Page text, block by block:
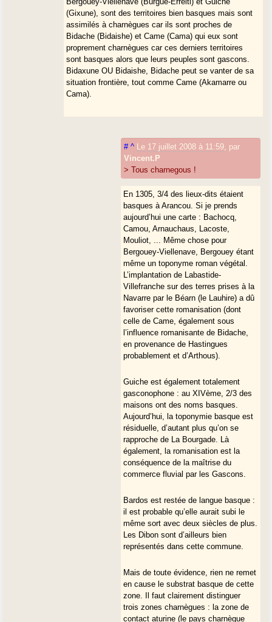
(Gixune), sont des territoires bien basques mais sont
assimilés à charnègues car ils sont proches de
Bidache (Bidaishe) et Came (Cama) qui eux sont
proprement charnègues car ces derniers territoires
sont basques alors que leurs peuples sont gascons.
Bidaxune OU Bidaishe, Bidache peut se vanter de sa
situation frontière, tout comme Came (Akamarre ou
Cama).
# ^ Le 17 juillet 2008 à 11:59 par
Vincent.P
> Tous charnegous !
En 1305, 3/4 des lieux-dits étaient
basques à Arancou. Si je prends
aujourd’hui une carte : Bachocq,
Camou, Arnauchaus, Lacoste,
Mouliot, ... Même chose pour
Bergouey-Viellenave, Bergouey étant
même un toponyme roman végétal.
L’implantation de Labastide-
Villefranche sur des terres prises à la
Navarre par le Béarn (le Lauhire) a dû
favoriser cette romanisation (dont
celle de Came, également sous
l’influence romanisante de Bidache,
en provenance de Hastingues
probablement et d’Arthous).
Guiche est également totalement
gasconophone : au XIVème, 2/3 des
maisons ont des noms basques.
Aujourd’hui, la toponymie basque est
résiduelle, d’autant plus qu’on se
rapproche de La Bourgade. Là
également, la romanisation est la
conséquence de la maîtrise du
commerce fluvial par les Gascons.
Bardos est restée de langue basque :
il est probable qu’elle aurait subi le
même sort avec deux siècles de plus.
Les Dibon sont d’ailleurs bien
représentés dans cette commune.
Mais de toute évidence, rien ne remet
en cause le substrat basque de cette
zone. Il faut clairement distinguer
trois zones charnègues : la zone de
contact aturine (le pays charnègue